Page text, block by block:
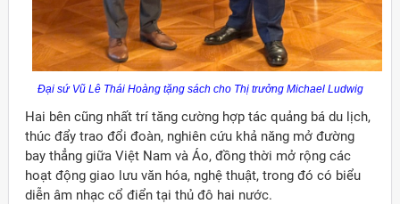
Đại sứ Vũ Lê Thái Hoàng tặng sách cho Thị trưởng Michael Ludwig
Hai bên cũng nhất trí tăng cường hợp tác quảng bá du lịch,
thúc đẩy trao đổi đoàn, nghiên cứu khả năng mở đường
bay thẳng giữa Việt Nam và Áo, đồng thời mở rộng các
hoạt động giao lưu văn hóa, nghệ thuật, trong đó có biểu
diễn âm nhạc cổ điển tại thủ đô hai nước.